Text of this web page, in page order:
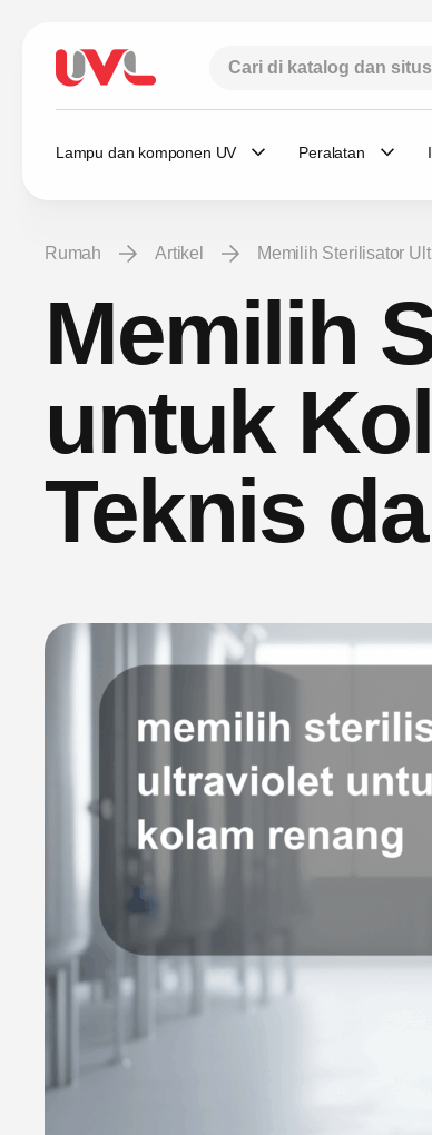
Lampu dan komponen UV Peralatan
Rumah Artikel Memilih Sterilisator
Memilih
untuk
Teknis